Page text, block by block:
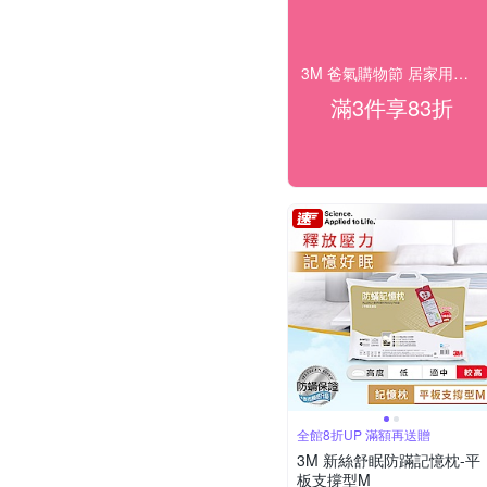
3M 爸氣購物節 居家用品最高享83折！
滿3件享83折
全館8折UP 滿額再送贈
3M 新絲舒眠防蹣記憶枕-平
板支撐型M